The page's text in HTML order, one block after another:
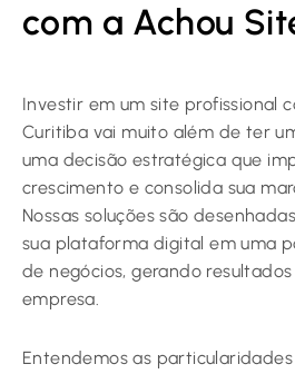
com a Achou
Investir em um site profissional
Curitiba vai muito além de ter
uma decisão estratégica que
crescimento e consolida sua
Nossas soluções são
sua plataforma digital em uma
de negócios, gerando
empresa.
Entendemos as